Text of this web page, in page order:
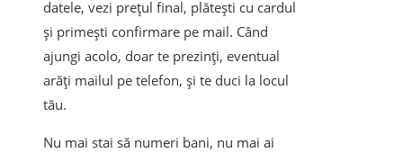
datele, vezi prețul final, plătești cu cardul
și primești confirmare pe mail. Când
ajungi acolo, doar te prezinți, eventual
arăți mailul pe telefon, și te duci la locul
tău.
Nu mai stai să numeri bani, nu mai ai